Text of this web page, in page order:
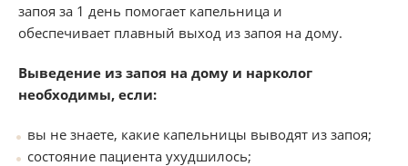
запоя за 1 день помогает капельница и
обеспечивает плавный выход из запоя на дому.
Выведение из запоя на дому и нарколог
необходимы, если:
вы не знаете, какие капельницы выводят из запоя;
состояние пациента ухудшилось;